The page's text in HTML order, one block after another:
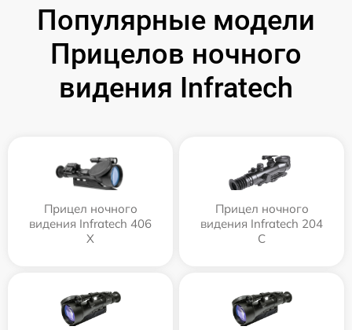
Популярные модели
Прицелов ночного
видения Infratech
Прицел ночного
видения Infratech 406
Х
Прицел ночного
видения Infratech 204
С